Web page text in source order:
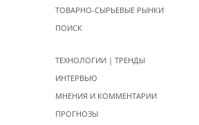
ТОВАРНО-СЫРЬЕВЫЕ РЫНКИ
ПОИСК
ТЕХНОЛОГИИ | ТРЕНДЫ
ИНТЕРВЬЮ
МНЕНИЯ И КОММЕНТАРИИ
ПРОГНОЗЫ